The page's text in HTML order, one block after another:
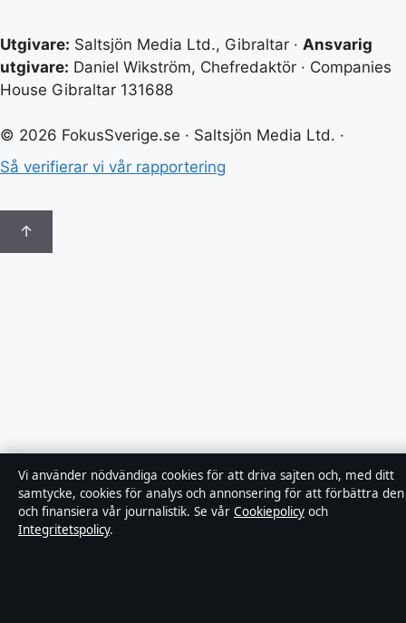
Utgivare: Saltsjön Media Ltd., Gibraltar · Ansvarig
utgivare: Daniel Wikström, Chefredaktör · Companies
House Gibraltar 131688
© 2026 FokusSverige.se · Saltsjön Media Ltd. ·
Så verifierar vi vår rapportering
Vi använder nödvändiga cookies för att driva sajten och, med ditt
samtycke, cookies för analys och annonsering för att förbättra den
och finansiera vår journalistik. Se vår Cookiepolicy och
Integritetspolicy.
↑